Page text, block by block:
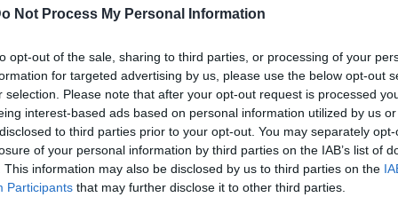
Not Process My Personal Information
opt-out of the sale, sharing to third parties, or processing of your
for targeted advertising by us, please use the below opt-out
selection. Please note that after your opt-out request is processed
interest-based ads based on personal information utilized by us
to third parties prior to your opt-out. You may separately
of your personal information by third parties on the IAB’s list of
This information may also be disclosed by us to third parties on the
Participants that may further disclose it to other third parties.
στη Βουλή η νομοθετική
Εργασίας και Κοινωνικής
με την οποία καταργείται
συντάξεων χηρείας μετά την
στον νόμο Κατρούγκαλου
έλαβαν σύνταξη χηρείας μετά